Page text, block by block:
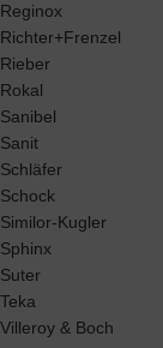
Reginox
Richter+Frenzel
Rieber
Rokal
Sanibel
Sanit
Schläfer
Schock
Similor-Kugler
Sphinx
Suter
Teka
Villeroy & Boch